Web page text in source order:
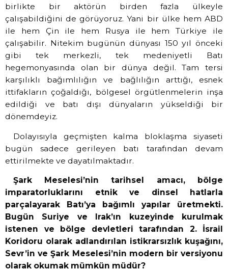
birlikte bir aktörün birden fazla ülkeyle
çalışabildiğini de görüyoruz. Yani bir ülke hem ABD
ile hem Çin ile hem Rusya ile hem Türkiye ile
çalışabilir. Nitekim bugünün dünyası 150 yıl önceki
gibi tek merkezli, tek medeniyetli Batı
hegemonyasında olan bir dünya değil. Tam tersi
karşılıklı bağımlılığın ve bağlılığın arttığı, esnek
ittifakların çoğaldığı, bölgesel örgütlenmelerin inşa
edildiği ve batı dışı dünyaların yükseldiği bir
dönemdeyiz.
Dolayısıyla geçmişten kalma bloklaşma siyaseti
bugün sadece gerileyen batı tarafından devam
ettirilmekte ve dayatılmaktadır.
Şark Meselesi’nin tarihsel amacı, bölge
imparatorluklarını etnik ve dinsel hatlarla
parçalayarak Batı’ya bağımlı yapılar üretmekti.
Bugün Suriye ve Irak’ın kuzeyinde kurulmak
istenen ve bölge devletleri tarafından 2. İsrail
Koridoru olarak adlandırılan istikrarsızlık kuşağını,
Sevr’in ve Şark Meselesi’nin modern bir versiyonu
olarak okumak mümkün müdür?